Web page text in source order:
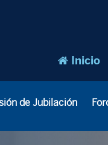
Inicio
de Jubilación